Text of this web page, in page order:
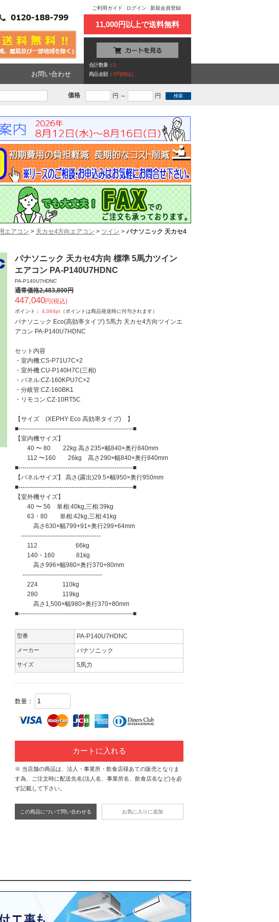
ご利用ガイド ログイン 新規会員登録
11,000円以上で送料無料
合計数量：0
商品金額：0円(税込)
お問い合わせ
価格 円 ～ 円
エアコン > 天カセ4方向エアコン > ツイン > パナソニック 天カセ4
パナソニック 天カセ4方向 標準 5馬力ツイン
エアコン PA-P140U7HDNC
PA-P140U7HDNC
通常価格2,483,800円
447,040円(税込)
ポイント： 4,064pt （ポイントは商品発送時に付与されます）
パナソニック Eco(高効率タイプ) 5馬力 天カセ4方向ツインエ
アコン PA-P140U7HDNC
セット内容
・室内機:CS-P71U7C×2
・室外機:CU-P140H7C(三相)
・パネル:CZ-160KPU7C×2
・分岐管:CZ-160BK1
・リモコン:CZ-10RT5C
【サイズ (XEPHY Eco 高効率タイプ) 】
■--------------------------------------------------------■
【室内機サイズ】
40 〜 80 22kg 高さ235×幅840×奥行840mm
112 〜160 26kg 高さ290×幅840×奥行840mm
■--------------------------------------------------------■
【パネルサイズ】 高さ(露出)29.5×幅950×奥行950mm
■--------------------------------------------------------■
【室外機サイズ】
40 〜 56 単相:40kg,三相:39kg
63・80 単相:42kg,三相:41kg
高さ630×幅799+91×奥行299+64mm
---------------------------------------
112 66kg
140・160 81kg
高さ996×幅980×奥行370+80mm
---------------------------------------
224 110kg
280 119kg
高さ1,500×幅980×奥行370+80mm
■--------------------------------------------------------■
型番 PA-P140U7HDNC
メーカー パナソニック
サイズ 5馬力
数量：
カートに入れる
※ 当店舗の商品は、法人・事業所・飲食店様あての販売となりま
す為、ご注文時に配送先名(法人名、事業所名、飲食店名など)を必
ず記載して下さい。
この商品について問い合わせる お気に入りに追加